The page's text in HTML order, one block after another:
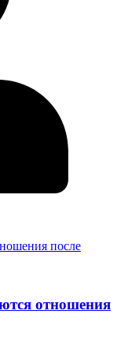
отношения